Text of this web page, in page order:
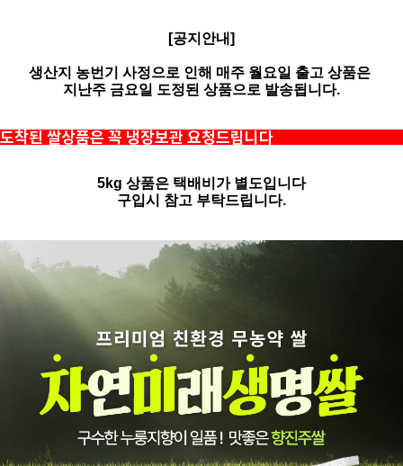
[공지안내]
생산지 농번기 사정으로 인해 매주 월요일 출고 상품은
지난주 금요일 도정된 상품으로 발송됩니다.
도착된 쌀상품은 꼭 냉장보관 요청드립니다
5kg 상품은 택배비가 별도입니다
구입시 참고 부탁드립니다.